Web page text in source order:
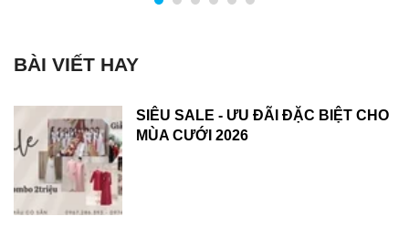
BÀI VIẾT HAY
SIÊU SALE - ƯU ĐÃI ĐẶC BIỆT CHO
MÙA CƯỚI 2026